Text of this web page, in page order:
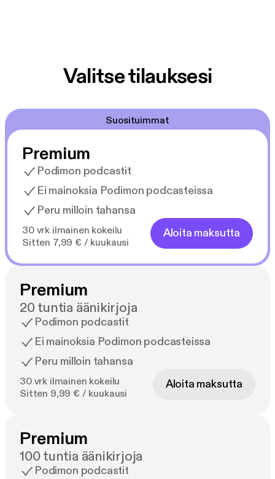
Valitse tilauksesi
Suosituimmat
Premium
Podimon podcastit
Ei mainoksia Podimon podcasteissa
Peru milloin tahansa
30 vrk ilmainen kokeilu
Sitten 7,99 € / kuukausi
Aloita maksutta
Premium
20 tuntia äänikirjoja
Podimon podcastit
Ei mainoksia Podimon podcasteissa
Peru milloin tahansa
30 vrk ilmainen kokeilu
Sitten 9,99 € / kuukausi
Aloita maksutta
Premium
100 tuntia äänikirjoja
Podimon podcastit